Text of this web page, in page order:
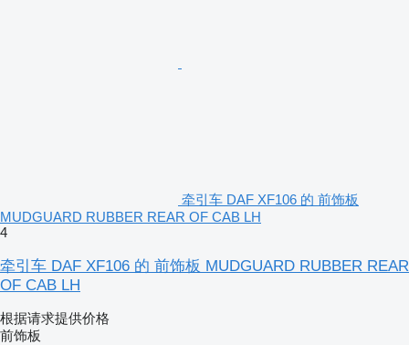
牵引车 DAF XF106 的 前饰板
MUDGUARD RUBBER REAR OF CAB LH
4
牵引车 DAF XF106 的 前饰板 MUDGUARD RUBBER REAR
OF CAB LH
根据请求提供价格
前饰板